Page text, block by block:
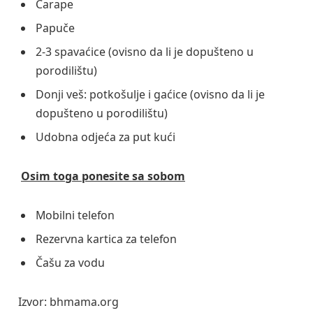
Čarape
Papuče
2-3 spavaćice (ovisno da li je dopušteno u
porodilištu)
Donji veš: potkošulje i gaćice (ovisno da li je
dopušteno u porodilištu)
Udobna odjeća za put kući
Osim toga ponesite sa sobom
Mobilni telefon
Rezervna kartica za telefon
Čašu za vodu
Izvor: bhmama.org